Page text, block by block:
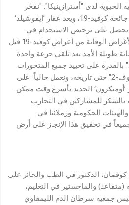
الحيوية لدى "أسترازينيكا": "نفخر
بدورنا المحوري في مكافحة جائحة كوفيد-19، ويعد عقار ’إيفوشيلد‘
يحصل على ترخيص الاستخدام في
الولايات المتحدة الأمريكية لأغراض الوقاية من أعراض كوفيد-19 قبل
طويلة الأمد بعد تلقي جرعة واحدة
بالقدرة على تحييد جميع المتحورات
السابقة لفيروس "سارس-كوف-2" حتى تاريخه، ونعمل حالياً على
’أوميكرون‘ الجديد بأسرع وقت ممكن.
بالشكر للمشاركين في التجارب
الحكومية وزملائنا في
جميعاً في تحقيق هذا الإنجاز على أرض
كوفمان، الدكتور في الطب والحائز على
والماجستير في التعليم،
جمعية سرطان الدم الليمفاوي